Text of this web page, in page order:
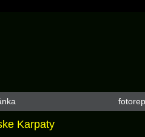
Karpaty